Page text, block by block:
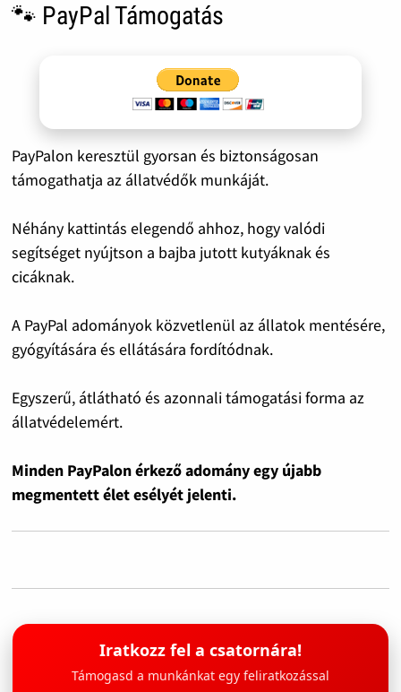
🐾 PayPal Támogatás
PayPalon keresztül gyorsan és biztonságosan
támogathatja az állatvédők munkáját.
Néhány kattintás elegendő ahhoz, hogy valódi
segítséget nyújtson a bajba jutott kutyáknak és
cicáknak.
A PayPal adományok közvetlenül az állatok mentésére,
gyógyítására és ellátására fordítódnak.
Egyszerű, átlátható és azonnali támogatási forma az
állatvédelemért.
Minden PayPalon érkező adomány egy újabb
megmentett élet esélyét jelenti.
Iratkozz fel a csatornára!
Támogasd a munkánkat egy feliratkozással